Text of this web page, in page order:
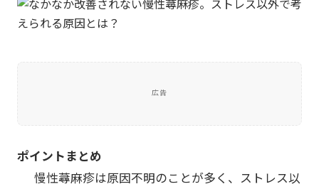
広告
ポイントまとめ
慢性蕁麻疹は原因不明のことが多く、ストレス以